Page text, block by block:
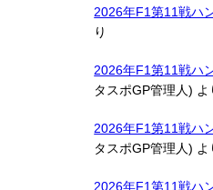
2026年F1第11戦ハ
り
2026年F1第11戦ハ
タスポGP管理人) よ
2026年F1第11戦ハ
タスポGP管理人) よ
2026年F1第11戦ハ